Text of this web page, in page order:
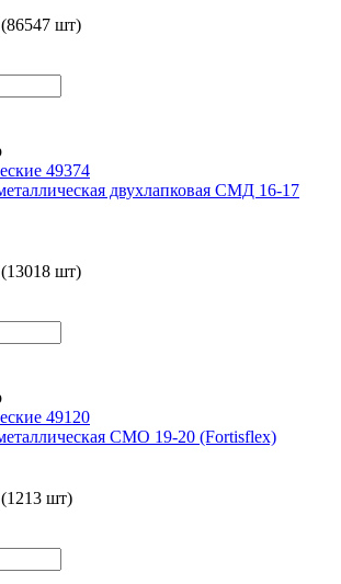
шт)
двухлапковая СМД 16-17
шт)
СМО 19-20 (Fortisflex)
шт)